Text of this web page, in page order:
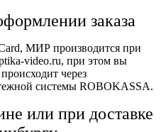
заказа
МИР производится при
video.ru, при этом вы
через
системы ROBOKASSA.
или при доставке